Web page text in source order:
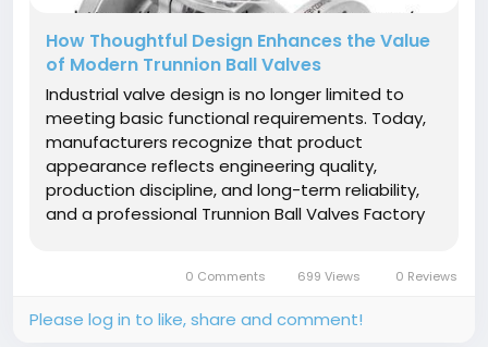
How Thoughtful Design Enhances the Value
of Modern Trunnion Ball Valves
Industrial valve design is no longer limited to
meeting basic functional requirements. Today,
manufacturers recognize that product
appearance reflects engineering quality,
production discipline, and long-term reliability,
and a professional Trunnion Ball Valves Factory
and user convenience. Well-balanced...
0 Comments 699 Views 0 Reviews
Please log in to like, share and comment!